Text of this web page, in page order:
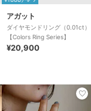
アガット
ダイヤモンドリング（0.01ct）
【Colors Ring Series】
¥20,900